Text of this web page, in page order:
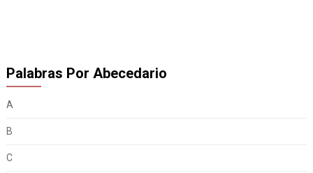
Palabras Por Abecedario
A
B
C